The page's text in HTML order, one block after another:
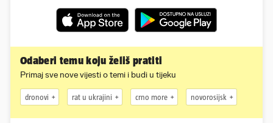
Odaberi temu koju želiš pratiti
Primaj sve nove vijesti o temi i budi u tijeku
dronovi rat u ukrajini crno more novorosijsk